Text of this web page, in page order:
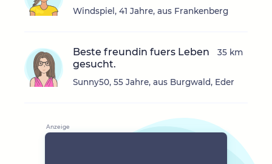
Windspiel, 41 Jahre, aus Frankenberg
Beste freundin fuers Leben
gesucht.
Sunny50, 55 Jahre, aus Burgwald, Eder
35 km